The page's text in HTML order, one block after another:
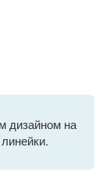
дизайном на